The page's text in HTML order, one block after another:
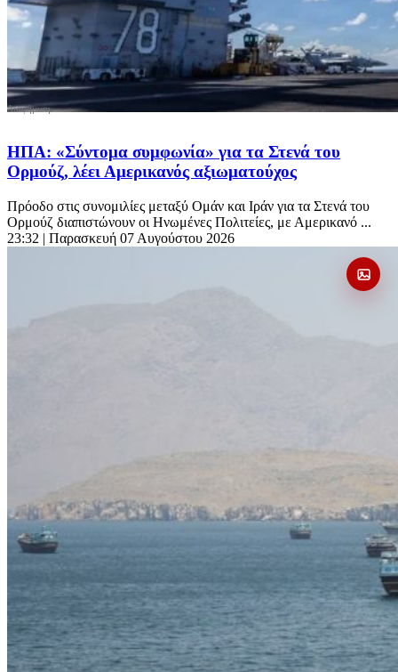
ΗΠΑ: «Σύντομα συμφωνία» για τα Στενά του
Ορμούζ, λέει Αμερικανός αξιωματούχος
Πρόοδο στις συνομιλίες μεταξύ Ομάν και Ιράν για τα Στενά του
Ορμούζ διαπιστώνουν οι Ηνωμένες Πολιτείες, με Αμερικανό ...
23:32 | Παρασκευή 07 Αυγούστου 2026